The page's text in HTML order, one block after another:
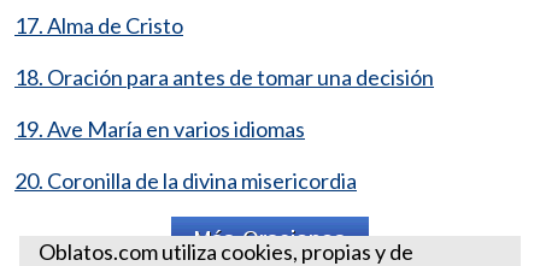
17. Alma de Cristo
18. Oración para antes de tomar una decisión
19. Ave María en varios idiomas
20. Coronilla de la divina misericordia
Oblatos.com utiliza cookies, propias y de